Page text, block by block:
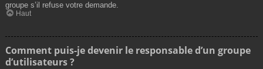
groupe s’il refuse votre demande.
Haut
Comment puis-je devenir le responsable d’un groupe
d’utilisateurs ?